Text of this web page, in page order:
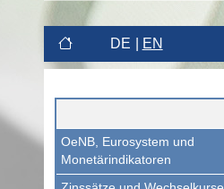
DE EN
OeNB, Eurosystem und
Monetärindikatoren